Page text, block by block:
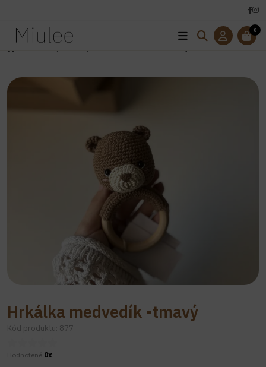
0
Hrkálka medvedík -tmavý
Kód produktu: 877
Hodnotené 0x